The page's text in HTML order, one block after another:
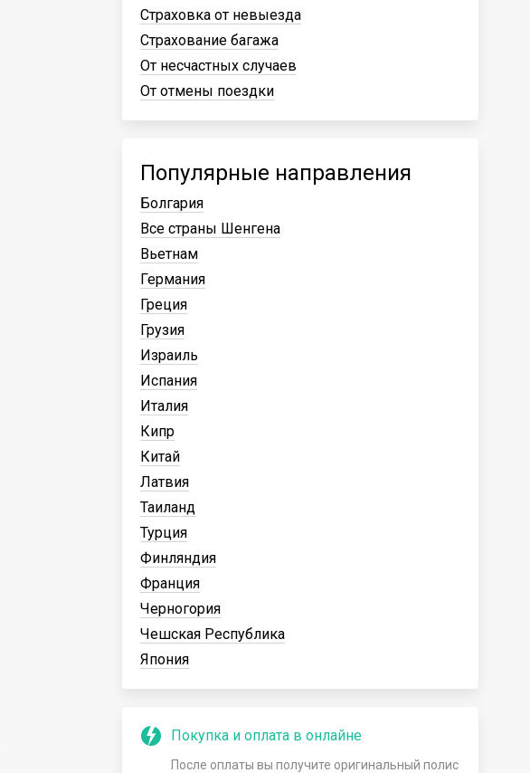
Страховка от невыезда
Страхование багажа
От несчастных случаев
От отмены поездки
Популярные направления
Болгария
Все страны Шенгена
Вьетнам
Германия
Греция
Грузия
Израиль
Испания
Италия
Кипр
Китай
Латвия
Таиланд
Турция
Финляндия
Франция
Черногория
Чешская Республика
Япония
Покупка и оплата в онлайне
После оплаты вы получите оригинальный полис